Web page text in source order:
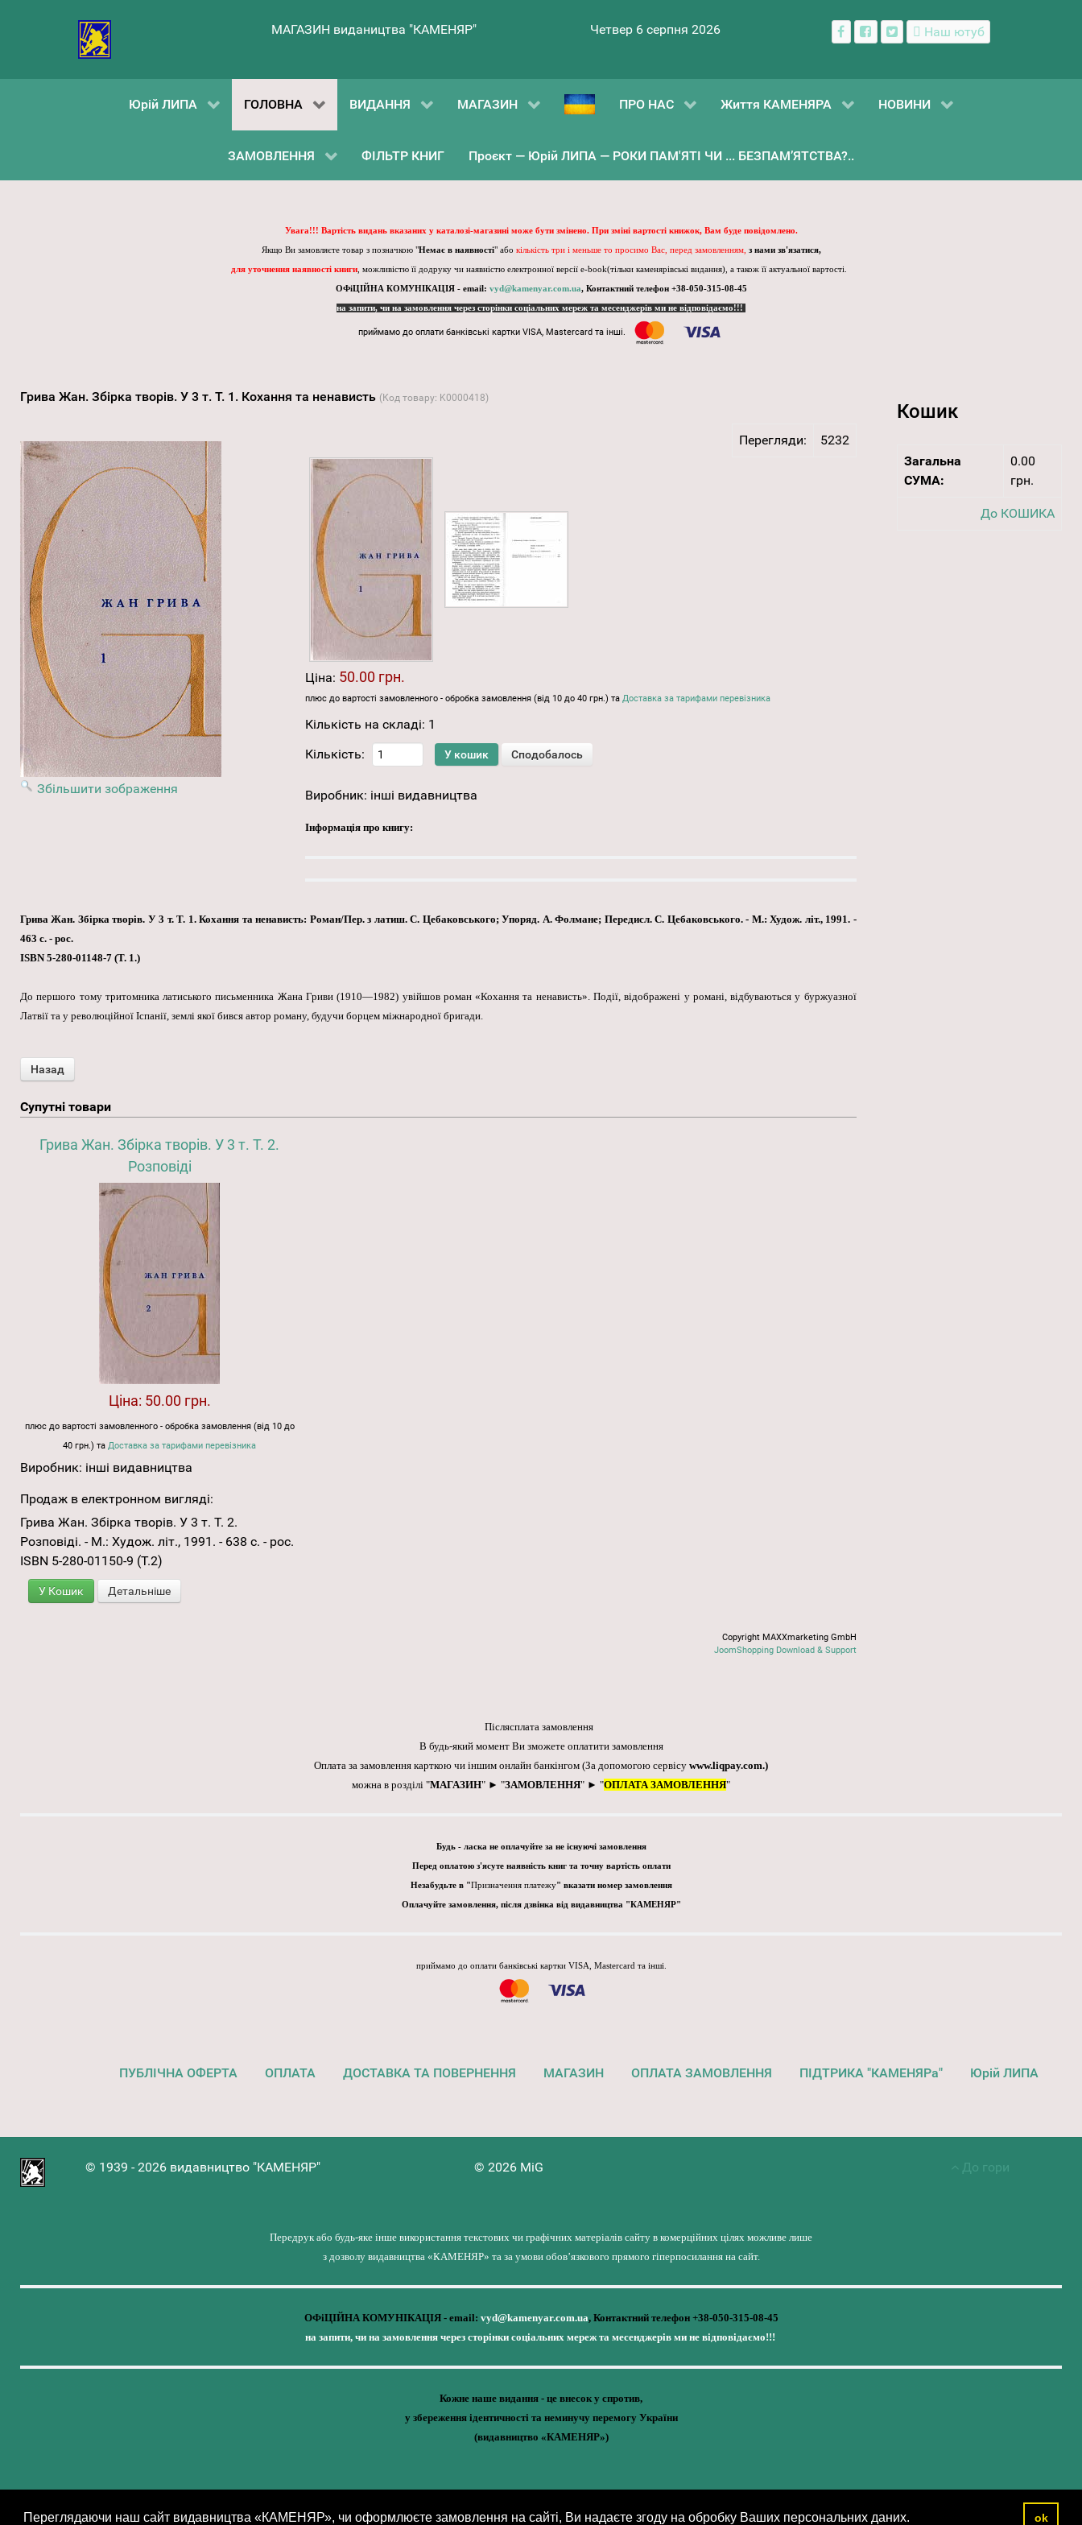
Переглядаючи наш сайт видавництва «КАМЕНЯР», чи оформлюєте замовлення на сайті, Ви надаєте згоду на обробку Ваших персональних даних. ok
МАГАЗИН видаництва "КАМЕНЯР" Четвер 6 серпня 2026 Наш ютуб
Юрій ЛИПА ГОЛОВНА ВИДАННЯ МАГАЗИН ПРО НАС Життя КАМЕНЯРА НОВИНИ
ЗАМОВЛЕННЯ ФІЛЬТР КНИГ Проєкт — Юрій ЛИПА — РОКИ ПАМ'ЯТІ ЧИ ... БЕЗПАМ’ЯТСТВА?..
Увага!!! Вартість видань вказаних у каталозі-магазині може бути змінено. При зміні вартості книжок, Вам буде повідомлено.
Якщо Ви замовляєте товар з позначкою "Немає в наявності" або кількість три і меньше то просимо Вас, перед замовленням, з нами зв'язатися,
для уточнення наявності книги, можливістю її додруку чи наявністю електронної версії e-book(тільки каменярівські видання), а також її актуальної вартості.
ОФіЦІЙНА КОМУНІКАЦІЯ - email: vyd@kamenyar.com.ua, Контактний телефон +38-050-315-08-45
на запити, чи на замовлення через сторінки соціальних мереж та месенджерів ми не відповідаємо!!!
приймамо до оплати банківські картки VISA, Mastercard та інші.
Грива Жан. Збірка творів. У 3 т. Т. 1. Кохання та ненависть (Код товару: K0000418)
Перегляди: 5232
Збільшити зображення
Ціна: 50.00 грн.
плюс до вартості замовленного - обробка замовлення (від 10 до 40 грн.) та Доставка за тарифами перевізника
Кількість на складі: 1
Кількість:
Виробник: інші видавництва
Інформація про книгу:
Грива Жан. Збірка творів. У 3 т. Т. 1. Кохання та ненависть: Роман/Пер. з латиш. С. Цебаковського; Упоряд. А. Фолмане; Передисл. С. Цебаковського. - М.: Худож. літ., 1991. -
463 с. - рос.
ISBN 5-280-01148-7 (Т. 1.)
До першого тому тритомника латиського письменника Жана Гриви (1910—1982) увійшов роман «Кохання та ненависть». Події, відображені у романі, відбуваються у буржуазної
Латвії та у революційної Іспанії, землі якої бився автор роману, будучи борцем міжнародної бригади.
Супутні товари
Грива Жан. Збірка творів. У 3 т. Т. 2.
Розповіді
Ціна: 50.00 грн.
плюс до вартості замовленного - обробка замовлення (від 10 до
40 грн.) таДоставка за тарифами перевізника
Виробник: інші видавництва
Продаж в електронном вигляді:
Грива Жан. Збірка творів. У 3 т. Т. 2.
Розповіді. - М.: Худож. літ., 1991. - 638 с. - рос.
ISBN 5-280-01150-9 (Т.2)
У Кошик Детальніше
Copyright MAXXmarketing GmbH
JoomShopping Download & Support
Кошик
Загальна
СУМА:
0.00
грн.
До КОШИКА
Післясплата замовлення
В будь-який момент Ви зможете оплатити замовлення
Оплата за замовлення карткою чи іншим онлайн банкінгом (За допомогою сервісу www.liqpay.com.)
можна в розділі "МАГАЗИН" ► "ЗАМОВЛЕННЯ" ► "ОПЛАТА ЗАМОВЛЕННЯ"
Будь - ласка не оплачуйте за не існуючі замовлення
Перед оплатою з'ясуте наявність книг та точну вартість оплати
Незабудьте в "Призначення платежу" вказати номер замовлення
Оплачуйте замовлення, після дзвінка від видавництва "КАМЕНЯР"
приймамо до оплати банківські картки VISA, Mastercard та інші.
ПУБЛІЧНА ОФЕРТА ОПЛАТА ДОСТАВКА ТА ПОВЕРНЕННЯ МАГАЗИН ОПЛАТА ЗАМОВЛЕННЯ ПІДТРИКА "КАМЕНЯРа" Юрій ЛИПА
© 1939 - 2026 видавництво "КАМЕНЯР" © 2026 MiG До гори
Передрук або будь-яке інше використання текстових чи графічних матеріалів сайту в комерційних цілях можливе лише
з дозволу видавництва «КАМЕНЯР» та за умови обов’язкового прямого гіперпосилання на сайт.
ОФіЦІЙНА КОМУНІКАЦІЯ - email: vyd@kamenyar.com.ua, Контактний телефон +38-050-315-08-45
на запити, чи на замовлення через сторінки соціальних мереж та месенджерів ми не відповідаємо!!!
Кожне наше видання - це внесок у спротив,
у збереження ідентичності та неминучу перемогу України
(видавництво «КАМЕНЯР»)